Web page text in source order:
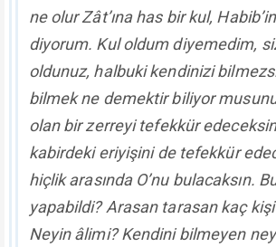
ne olur Zât’ına has bir kul,
diyorum. Kul oldum diyemedim,
oldunuz, halbuki kendinizi
bilmek ne demektir biliyor
olan bir zerreyi tefekkür
kabirdeki eriyişini de tefekkür
hiçlik arasında O’nu bulacaksın.
yapabildi? Arasan tarasan kaç kişi
Neyin âlimi? Kendini bilmeyen